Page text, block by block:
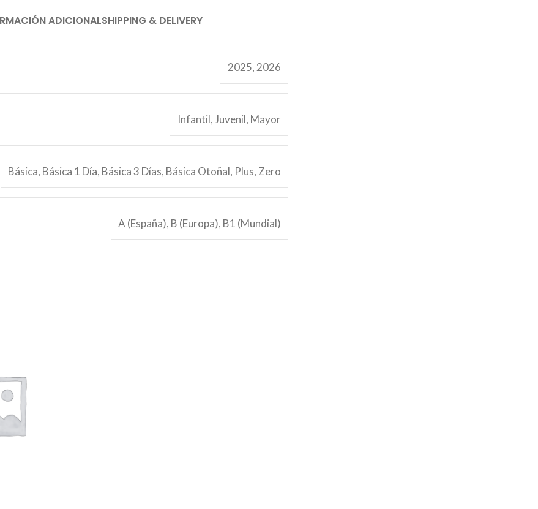
ADICIONALSHIPPING & DELIVERY
2025, 2026
Infantil, Juvenil, Mayor
Básica, Básica 1 Día, Básica 3 Días, Básica Otoñal, Plus, Zero
A (España), B (Europa), B1 (Mundial)